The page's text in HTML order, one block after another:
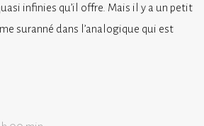
infinies qu’il offre. Mais il y a un petit
suranné dans l’analogique qui est